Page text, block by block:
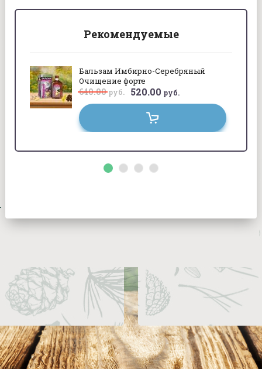
Рекомендуемые
Бальзам Имбирно-Серебряный
Очищение форте
640.00руб. 520.00 руб.